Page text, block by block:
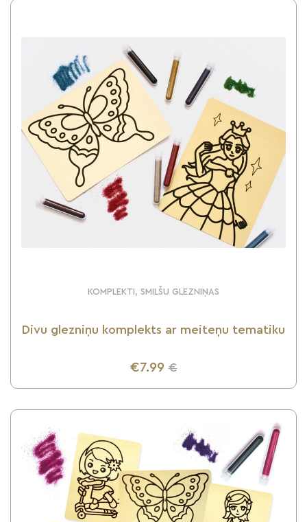
KOMPLEKTI, SMILŠU GLEZNIŅAS
Divu glezniņu komplekts ar meiteņu tematiku
€7.99 €
UZZINI VAIRĀK